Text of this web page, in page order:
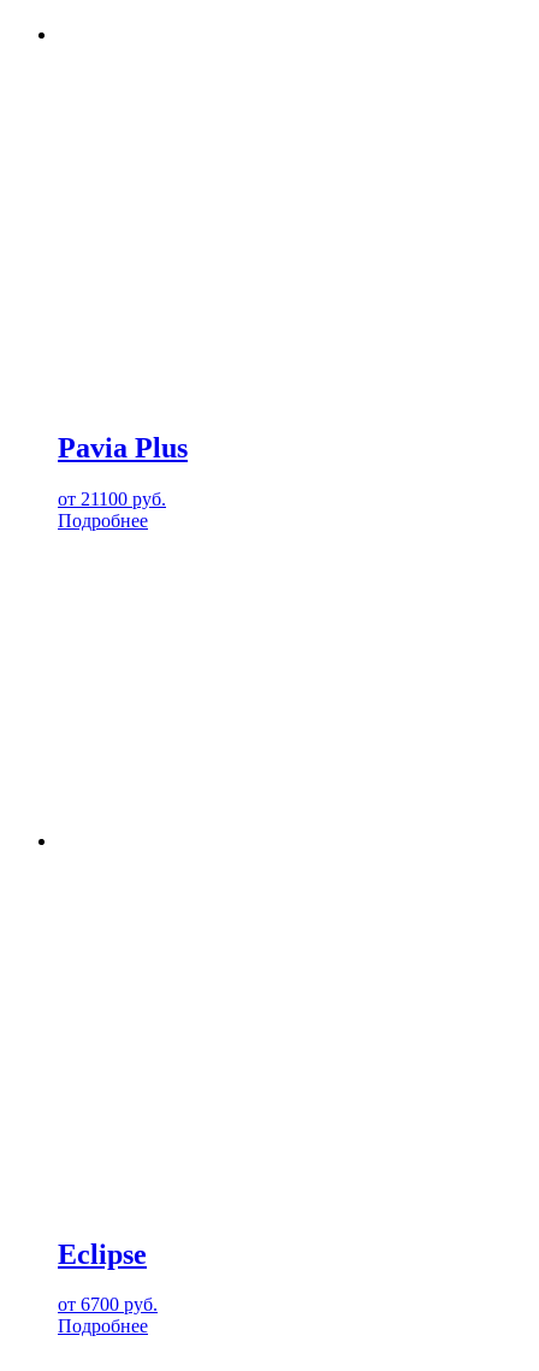
Pavia Plus
от 21100 руб.
Подробнее
Eclipse
от 6700 руб.
Подробнее